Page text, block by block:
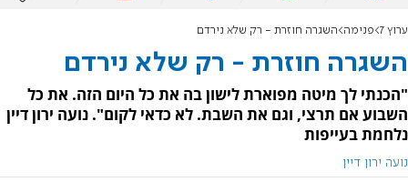
ערוץ 7 פנימה השגרה חוזרת - רק שלא נירדם
השגרה חוזרת - רק שלא נירדם
"הכנתי לך מיטה מפוארת לישון בה את כל היום הזה. את כל
השבוע אם תרצי, וגם את השבת. לא כדאי לקום". נועה ירון דיין
נלחמת בעייפות
נועה ירון דיין